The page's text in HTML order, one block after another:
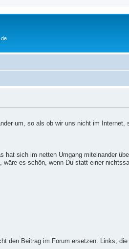
um, so als ob wir uns nicht im
sich im netten Umgang miteinander
es schön, wenn Du statt einer
den Beitrag im Forum ersetzen. Links,